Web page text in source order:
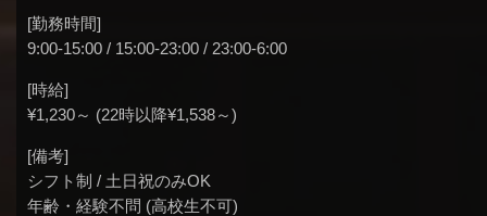
[勤務時間]
9:00-15:00 / 15:00-23:00 / 23:00-6:00
[時給]
¥1,230～ (22時以降¥1,538～)
[備考]
シフト制 / 土日祝のみOK
年齢・経験不問 (高校生不可)